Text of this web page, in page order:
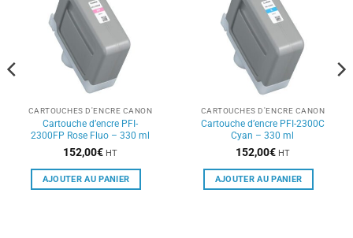
CARTOUCHES D'ENCRE CANON
Cartouche d’encre PFI-
2300FP Rose Fluo – 330 ml
152,00€ HT
AJOUTER AU PANIER
CARTOUCHES D'ENCRE CANON
Cartouche d’encre PFI-2300C
Cyan – 330 ml
152,00€ HT
AJOUTER AU PANIER